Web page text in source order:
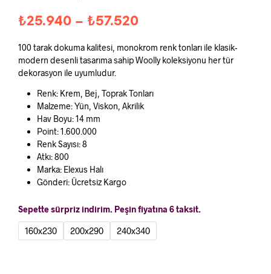
₺25.940 – ₺57.520Fiyat
aralığı:
₺25.940
₺57.520
100 tarak dokuma kalitesi, monokrom renk tonları ile klasik-
modern desenli tasarıma sahip Woolly koleksiyonu her tür
dekorasyon ile uyumludur.
Renk: Krem, Bej, Toprak Tonları
Malzeme: Yün, Viskon, Akrilik
Hav Boyu: 14 mm
Point: 1.600.000
Renk Sayısı: 8
Atkı: 800
Marka: Elexus Halı
Gönderi: Ücretsiz Kargo
Sepette sürpriz indirim. Peşin fiyatına 6 taksit.
160x230 200x290 240x340